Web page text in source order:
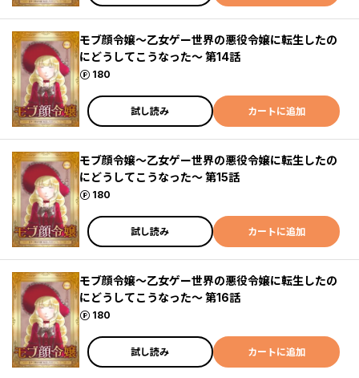
モブ顔令嬢～乙女ゲー世界の悪役令嬢に転生したの
にどうしてこうなった～ 第14話
180
ポイント
試し読み カートに追加
モブ顔令嬢～乙女ゲー世界の悪役令嬢に転生したの
にどうしてこうなった～ 第15話
180
ポイント
試し読み カートに追加
モブ顔令嬢～乙女ゲー世界の悪役令嬢に転生したの
にどうしてこうなった～ 第16話
180
ポイント
試し読み カートに追加